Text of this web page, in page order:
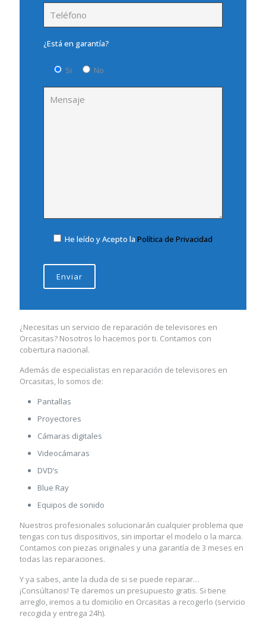
¿Está en garantía?
Si No
He leído y Acepto la Política de Privacidad
¿Necesitas un servicio de reparación de televisores en
Orcasitas? Nosotros lo hacemos por ti. Contamos con
cobertura nacional.
Además de especialistas en reparación de televisores en
Orcasitas, lo somos de:
Pantallas
Proyectores
Cámaras digitales
Videocámaras
DVD’s
Blue Ray
Equipos de sonido
Nuestros profesionales solucionarán cualquier problema que
tengas con tus dispositivos, sin importar el modelo o la marca.
Contamos con piezas originales y una garantía de 3 meses en
todas las reparaciones.
Y ya sabes, ante la duda de si se puede reparar…
¡Consúltanos! Te daremos un presupuesto gratis. Si tiene
arreglo, iremos a tu domicilio en Orcasitas a recogerlo (servicio
recogida y entrega 24h).